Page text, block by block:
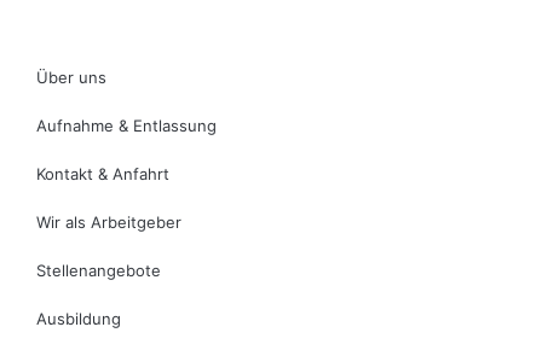
Über uns
Aufnahme & Entlassung
Kontakt & Anfahrt
Wir als Arbeitgeber
Stellenangebote
Ausbildung